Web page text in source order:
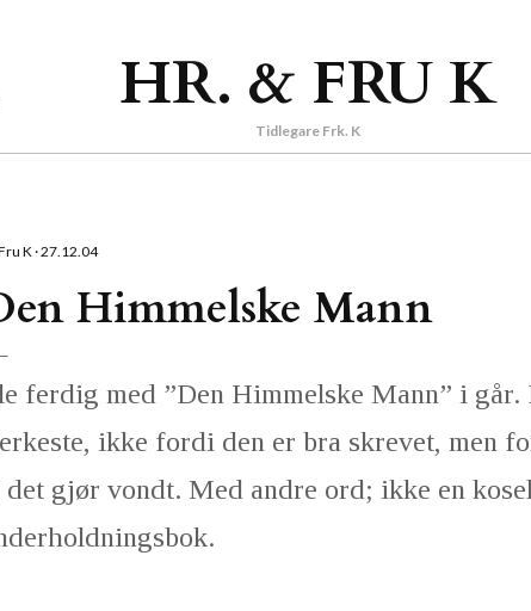
HR. & FRU K
Tidlegare Frk. K
K 27.12.04
Himmelske Mann
ferdig med ”Den Himmelske Mann” i går.
ikke fordi den er bra skrevet, men
det gjør vondt. Med andre ord; ikke en